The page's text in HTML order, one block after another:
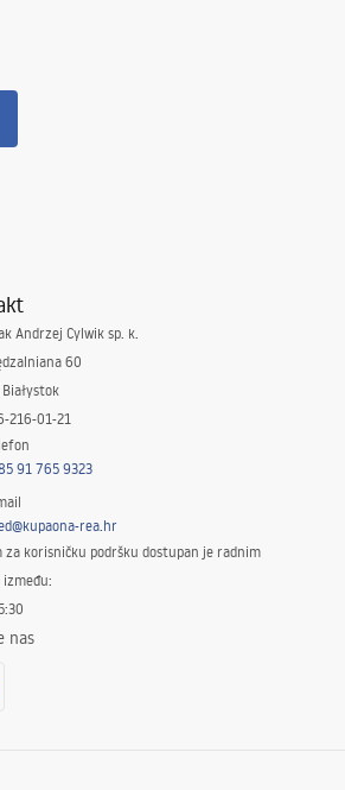
Andrzej Cylwik sp. k.
60
216-01-21
91 765 9323
rea.hr
za korisničku podršku dostupan je radnim
nas